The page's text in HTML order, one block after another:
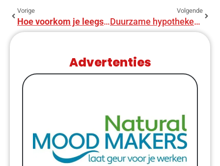
Vorige
Hoe voorkom je leegstand van jouw kantoren?
Volgende
Duurzame hypotheken: hoe je jouw woning groen maakt en geld bespaart
Advertenties